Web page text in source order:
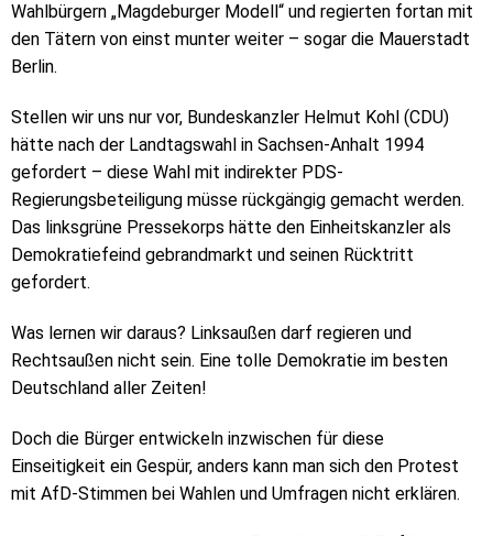
Wahlbürgern „Magdeburger Modell“ und regierten fortan mit
den Tätern von einst munter weiter – sogar die Mauerstadt
Berlin.
Stellen wir uns nur vor, Bundeskanzler Helmut Kohl (CDU)
hätte nach der Landtagswahl in Sachsen-Anhalt 1994
gefordert – diese Wahl mit indirekter PDS-
Regierungsbeteiligung müsse rückgängig gemacht werden.
Das linksgrüne Pressekorps hätte den Einheitskanzler als
Demokratiefeind gebrandmarkt und seinen Rücktritt
gefordert.
Was lernen wir daraus? Linksaußen darf regieren und
Rechtsaußen nicht sein. Eine tolle Demokratie im besten
Deutschland aller Zeiten!
Doch die Bürger entwickeln inzwischen für diese
Einseitigkeit ein Gespür, anders kann man sich den Protest
mit AfD-Stimmen bei Wahlen und Umfragen nicht erklären.